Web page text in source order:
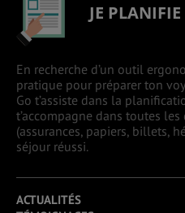
JE PLANIFIE
En recherche d’un outil
pratique pour préparer ton
Go t’assiste dans la
t’accompagne dans toutes
(assurances, papiers, billets,
séjour réussi.
ACTUALITÉS